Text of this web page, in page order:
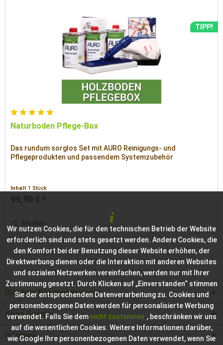
TIPP!
Naturboden Pflege-Box
Das rundum sorglos Set mit AURO Reinigungs- und
Pflegeprodukten und passendem Systemzubehör
Inhalt1 Stück
99,90 € *
Merken
Bioraum Kundenberatung
Shop Service
Infothek
Wir nutzen Cookies, die für den technischen Betrieb der Website
erforderlich sind und stets gesetzt werden. Andere Cookies, die
den Komfort bei der Benutzung dieser Website erhöhen, der
Direktwerbung dienen oder die Interaktion mit anderen Websites
und sozialen Netzwerken vereinfachen, werden nur mit Ihrer
Zustimmung gesetzt. Durch Klicken auf „Einverstanden“ stimmen
Sie der entsprechenden Datenverarbeitung zu. Cookies und
personenbezogene Daten werden für personalisierte Werbung
verwendet. Falls Sie dem nicht zustimmen , beschränken wir uns
auf die wesentlichen Cookies. Weitere Informationen darüber,
wie Google Ihre personenbezogenen Daten verwendet, wenn Sie